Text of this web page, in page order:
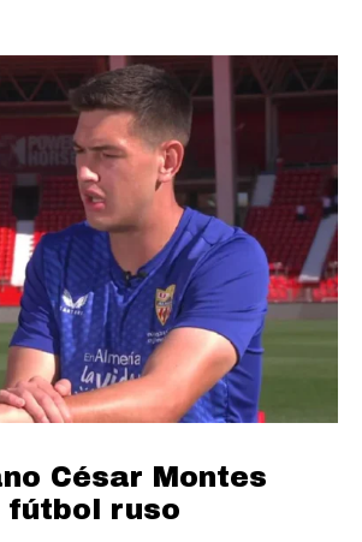
César Montes
ruso